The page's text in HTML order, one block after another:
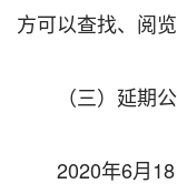
方可以查找、阅
（三）延期公
2020年6月